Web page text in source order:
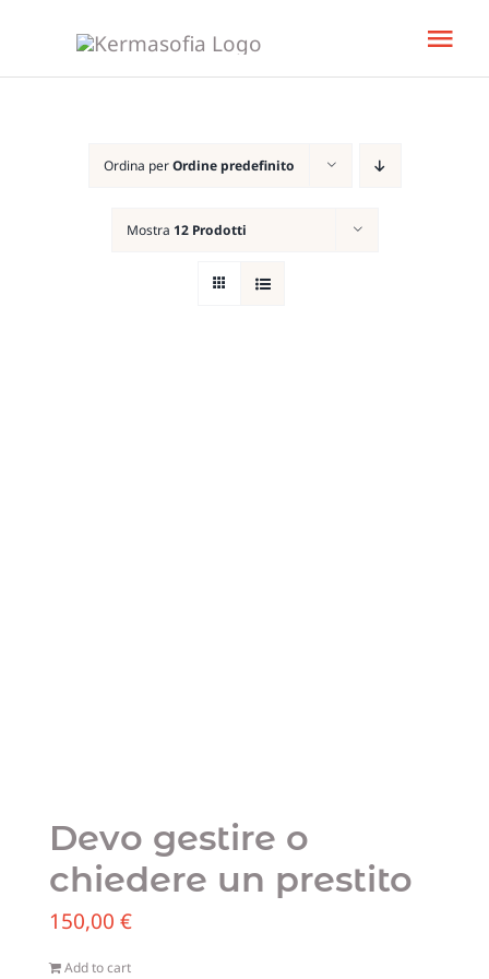
Ordina perOrdine predefinito
Mostra 12 Prodotti
Devo gestire o
chiedere un prestito
150,00 €
Add to cart